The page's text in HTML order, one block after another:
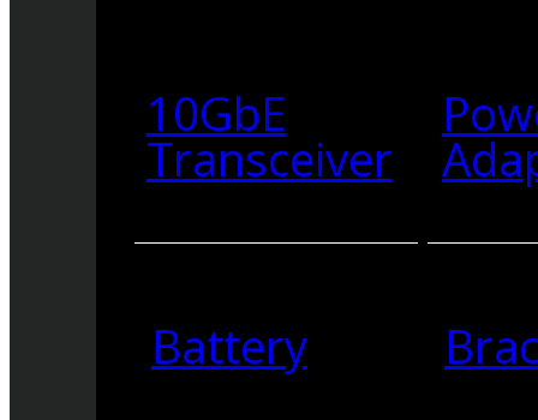
10GbE
Transceiver
Battery